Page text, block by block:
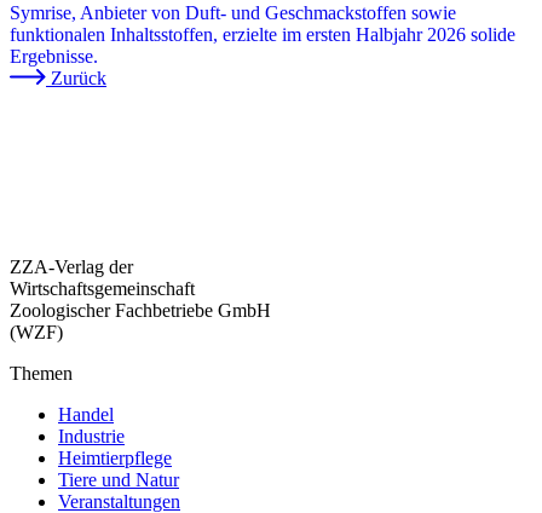
Symrise, Anbieter von Duft- und Geschmackstoffen sowie
funktionalen Inhaltsstoffen, erzielte im ersten Halbjahr 2026 solide
Ergebnisse.
Zurück
ZZA-Verlag der
Wirtschaftsgemeinschaft
Zoologischer Fachbetriebe GmbH
(WZF)
Themen
Handel
Industrie
Heimtierpflege
Tiere und Natur
Veranstaltungen